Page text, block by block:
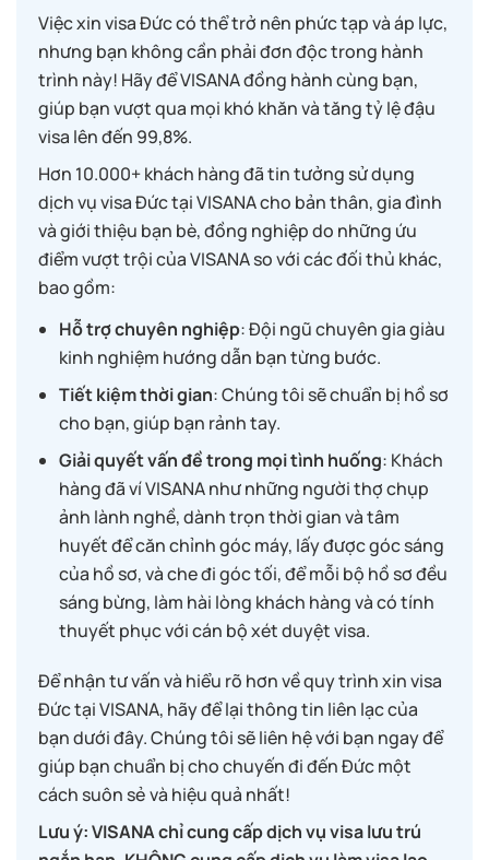
Việc xin visa Đức có thể trở nên phức tạp và áp lực,
nhưng bạn không cần phải đơn độc trong hành
trình này! Hãy để VISANA đồng hành cùng bạn,
giúp bạn vượt qua mọi khó khăn và tăng tỷ lệ đậu
visa lên đến 99,8%.
Hơn 10.000+ khách hàng đã tin tưởng sử dụng
dịch vụ visa Đức tại VISANA cho bản thân, gia đình
và giới thiệu bạn bè, đồng nghiệp do những ứu
điểm vượt trội của VISANA so với các đối thủ khác,
bao gồm:
Hỗ trợ chuyên nghiệp: Đội ngũ chuyên gia giàu
kinh nghiệm hướng dẫn bạn từng bước.
Tiết kiệm thời gian: Chúng tôi sẽ chuẩn bị hồ sơ
cho bạn, giúp bạn rảnh tay.
Giải quyết vấn đề trong mọi tình huống: Khách
hàng đã ví VISANA như những người thợ chụp
ảnh lành nghề, dành trọn thời gian và tâm
huyết để căn chỉnh góc máy, lấy được góc sáng
của hồ sơ, và che đi góc tối, để mỗi bộ hồ sơ đều
sáng bừng, làm hài lòng khách hàng và có tính
thuyết phục với cán bộ xét duyệt visa.
Để nhận tư vấn và hiểu rõ hơn về quy trình xin visa
Đức tại VISANA, hãy để lại thông tin liên lạc của
bạn dưới đây. Chúng tôi sẽ liên hệ với bạn ngay để
giúp bạn chuẩn bị cho chuyến đi đến Đức một
cách suôn sẻ và hiệu quả nhất!
Lưu ý: VISANA chỉ cung cấp dịch vụ visa lưu trú